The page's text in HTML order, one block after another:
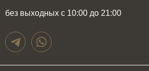
без выходных с 10:00 до 21:00